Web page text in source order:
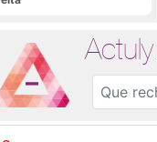
Actuly